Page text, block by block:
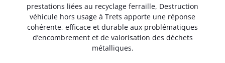
prestations liées au recyclage ferraille, Destruction
véhicule hors usage à Trets apporte une réponse
cohérente, efficace et durable aux problématiques
d’encombrement et de valorisation des déchets
métalliques.